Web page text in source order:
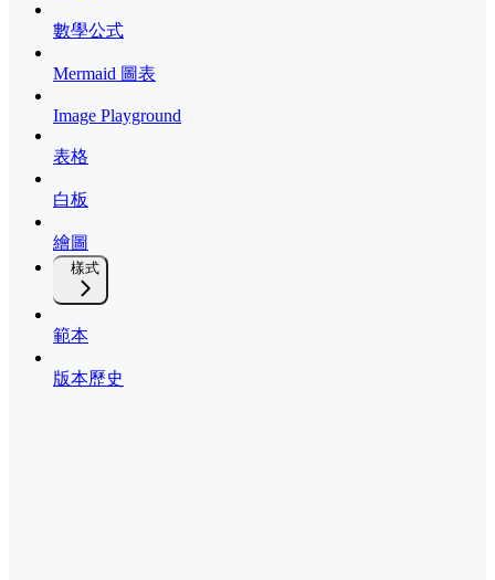
數學公式
Mermaid 圖表
Image Playground
表格
白板
繪圖
樣式
範本
版本歷史